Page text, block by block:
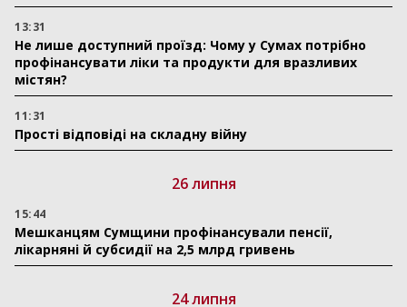
13:31
Не лише доступний проїзд: Чому у Сумах потрібно
профінансувати ліки та продукти для вразливих
містян?
11:31
Прості відповіді на складну війну
26 липня
15:44
Мешканцям Сумщини профінансували пенсії,
лікарняні й субсидії на 2,5 млрд гривень
24 липня